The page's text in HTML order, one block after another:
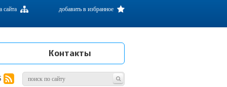
добавить в избранное
сайта
Контакты